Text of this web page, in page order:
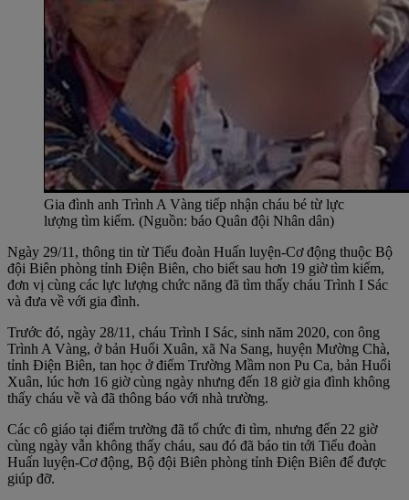
Gia đình anh Trình A Vàng tiếp nhận cháu bé từ lực
lượng tìm kiếm. (Nguồn: báo Quân đội Nhân dân)
Ngày 29/11, thông tin từ Tiểu đoàn Huấn luyện-Cơ động thuộc Bộ
đội Biên phòng tỉnh Điện Biên, cho biết sau hơn 19 giờ tìm kiếm,
đơn vị cùng các lực lượng chức năng đã tìm thấy cháu Trình I Sác
và đưa về với gia đình.
Trước đó, ngày 28/11, cháu Trình I Sác, sinh năm 2020, con ông
Trình A Vàng, ở bản Huổi Xuân, xã Na Sang, huyện Mường Chà,
tỉnh Điện Biên, tan học ở điểm Trường Mầm non Pu Ca, bản Huổi
Xuân, lúc hơn 16 giờ cùng ngày nhưng đến 18 giờ gia đình không
thấy cháu về và đã thông báo với nhà trường.
Các cô giáo tại điểm trường đã tổ chức đi tìm, nhưng đến 22 giờ
cùng ngày vẫn không thấy cháu, sau đó đã báo tin tới Tiểu đoàn
Huấn luyện-Cơ động, Bộ đội Biên phòng tỉnh Điện Biên để được
giúp đỡ.